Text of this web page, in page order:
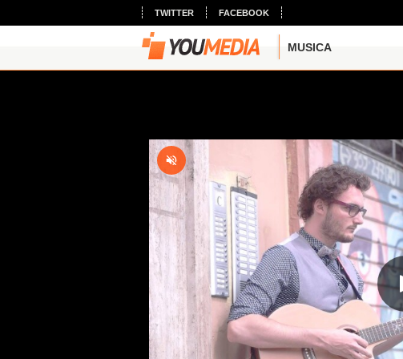
TWITTER FACEBOOK
MUSICA